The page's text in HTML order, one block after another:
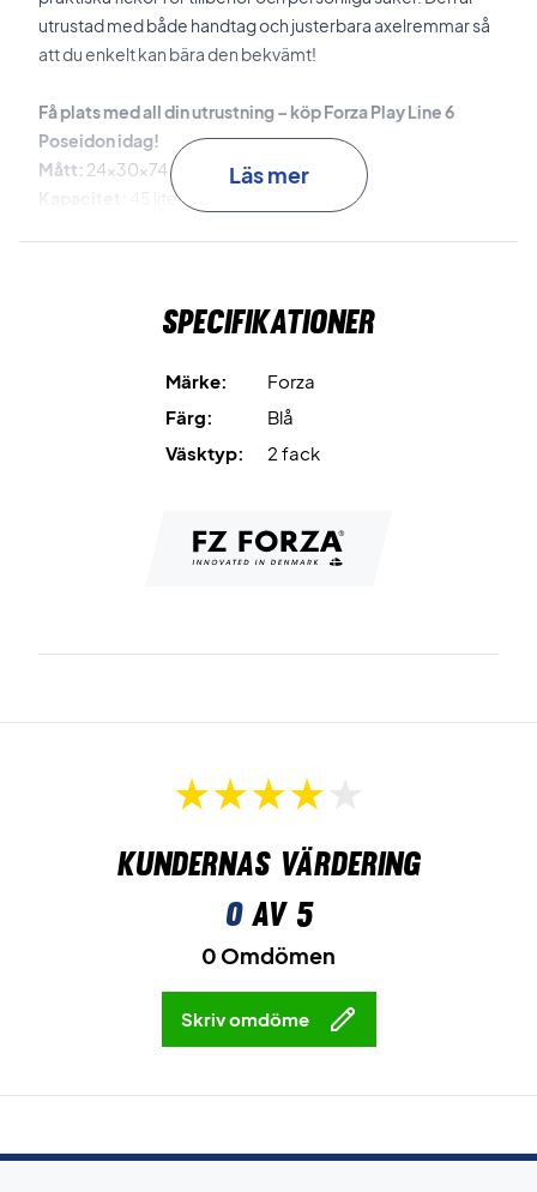
utrustad med både handtag och justerbara axelremmar så
att du enkelt kan bära den bekvämt!
Få plats med all din utrustning – köp Forza Play Line 6
Poseidon idag!
Mått: 24x30x74 cm.
45 liter.
Läs mer
Specifikationer
Märke:
Forza
Färg:
Blå
Väsktyp:
2 fack
Kundernas värdering
0av 5
0 Omdömen
Skriv omdöme